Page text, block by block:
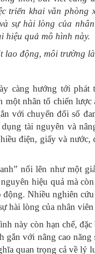
triển khai văn
sự hài lòng của
hiệu quả mô hình này.
lao động, môi trường
càng hướng tới
nhân tố chiến
với chuyển đổi số
tài nguyên và
điện, giấy và nước,
nổi lên như một
hiệu quả mà
Nhiều nghiên
hài lòng của nhân
này còn hạn chế,
với nâng cao
quan trọng cả về lý